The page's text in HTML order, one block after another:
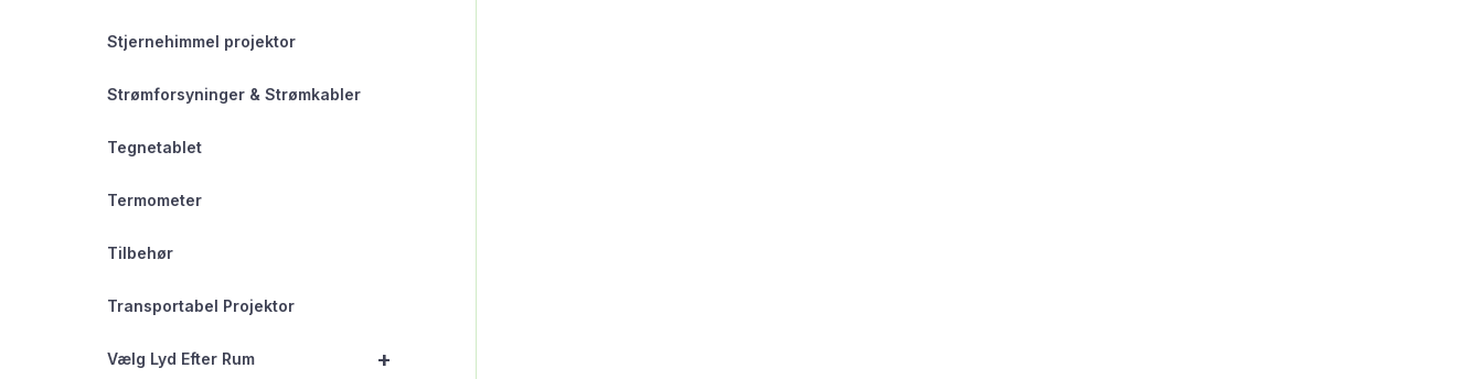
Stjernehimmel projektor
Strømforsyninger & Strømkabler
Tegnetablet
Termometer
Tilbehør
Transportabel Projektor
+
Vælg Lyd Efter Rum